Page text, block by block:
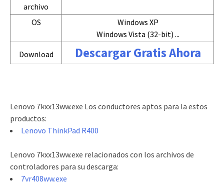
archivo
OS
Windows XP
Windows Vista (32-bit) ...
Download
Descargar Gratis Ahora
Lenovo 7kxx13ww.exe Los conductores aptos para la estos
productos:
Lenovo ThinkPad R400
Lenovo 7kxx13ww.exe relacionados con los archivos de
controladores para su descarga:
7vr408ww.exe